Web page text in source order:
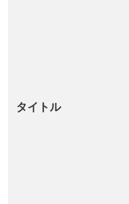
タイトル